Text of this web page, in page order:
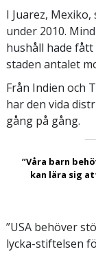
I Juarez,
under 2010.
hushåll hade fått
staden antalet
Från Indien och
har den vida
gång på gång.
”Våra barn
kan lära sig
”USA behöver
lycka-stiftelsen